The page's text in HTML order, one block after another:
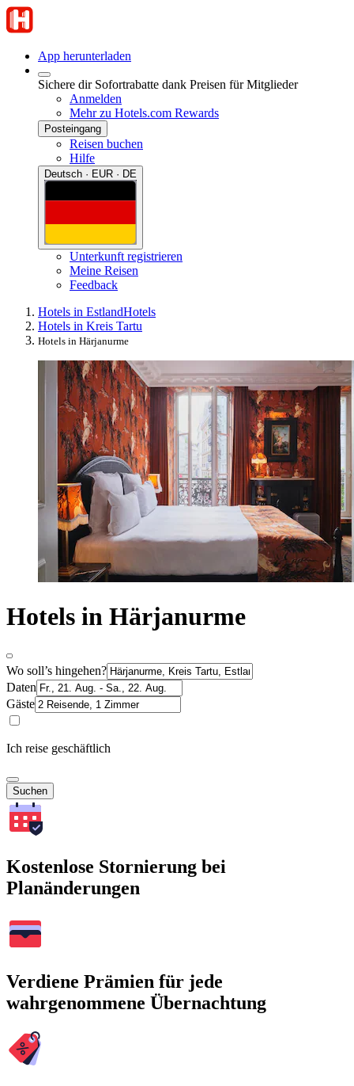
App herunterladen
Sichere dir Sofortrabatte dank Preisen für Mitglieder
Anmelden
Mehr zu Hotels.com Rewards
Posteingang
Reisen buchen
Hilfe
Deutsch · EUR · DE
Unterkunft registrieren
Meine Reisen
Feedback
Hotels in EstlandHotels
Hotels in Kreis Tartu
Hotels in Härjanurme
Hotels in Härjanurme
Wo soll’s hingehen?
Daten
Gäste
Ich reise geschäftlich
Suchen
Kostenlose Stornierung bei
Planänderungen
Verdiene Prämien für jede
wahrgenommene Übernachtung